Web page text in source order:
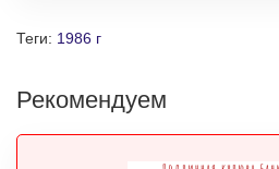
Теги: 1986 г
Рекомендуем